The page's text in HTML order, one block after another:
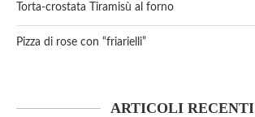
Torta-crostata Tiramisù al forno
Pizza di rose con “friarielli”
ARTICOLI RECENTI